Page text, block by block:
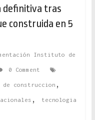
definitiva tras
construida en 5
Instituto de
0 Comment
construccion ,
, tecnologia